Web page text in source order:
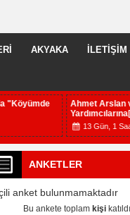
AKYAKA İLETİŞİM
Arslan ve AK Parti Heyetinden
ANKETLER
anket bulunmamaktadır
Bu ankete toplam kişi